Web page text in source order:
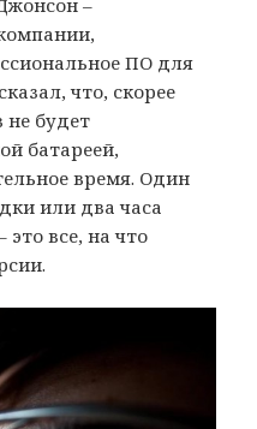
–
ПО для
что, скорее
не будет
батареей,
время. Один
или два часа
все, на что